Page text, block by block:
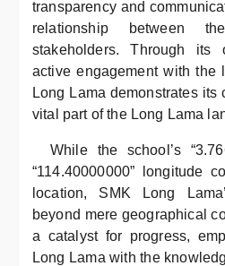
transparency and
relationship between
stakeholders. Through its
active engagement with the
Long Lama demonstrates its
vital part of the Long Lama
While the school’s
“114.40000000” longitude
location, SMK Long
beyond mere geographical
a catalyst for progress,
Long Lama with the